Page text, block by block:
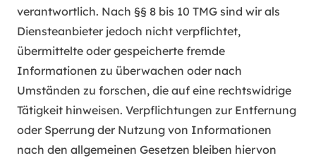
verantwortlich. Nach §§ 8 bis 10 TMG sind wir als
Diensteanbieter jedoch nicht verpflichtet,
übermittelte oder gespeicherte fremde
Informationen zu überwachen oder nach
Umständen zu forschen, die auf eine rechtswidrige
Tätigkeit hinweisen. Verpflichtungen zur Entfernung
oder Sperrung der Nutzung von Informationen
nach den allgemeinen Gesetzen bleiben hiervon